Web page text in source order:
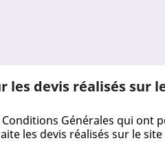
les devis réalisés
Générales qui ont
les devis réalisés sur le